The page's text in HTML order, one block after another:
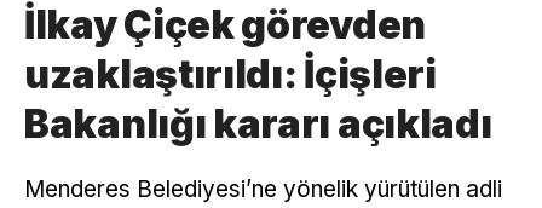
İlkay Çiçek görevden
uzaklaştırıldı: İçişleri
Bakanlığı kararı açıkladı
Menderes Belediyesi’ne yönelik yürütülen adli